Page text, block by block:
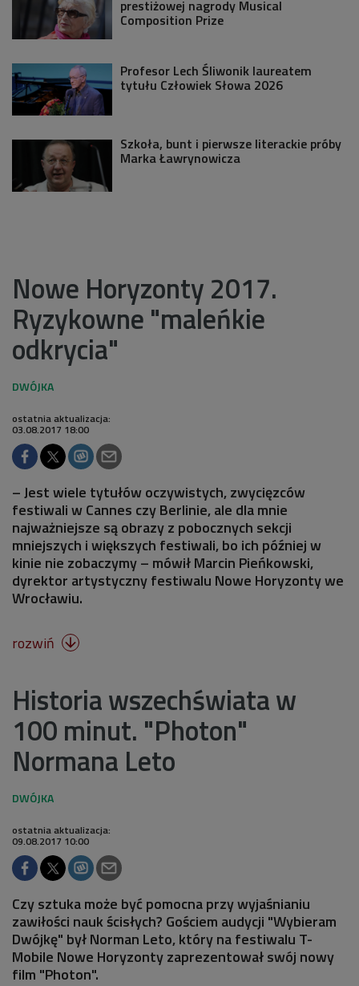
prestiżowej nagrody Musical
Composition Prize
Profesor Lech Śliwonik laureatem
tytułu Człowiek Słowa 2026
Szkoła, bunt i pierwsze literackie próby
Marka Ławrynowicza
Nowe Horyzonty 2017.
Ryzykowne "maleńkie
odkrycia"
ostatnia aktualizacja:
03.08.2017 18:00
– Jest wiele tytułów oczywistych, zwycięzców
festiwali w Cannes czy Berlinie, ale dla mnie
najważniejsze są obrazy z pobocznych sekcji
mniejszych i większych festiwali, bo ich później w
kinie nie zobaczymy – mówił Marcin Pieńkowski,
dyrektor artystyczny festiwalu Nowe Horyzonty we
Wrocławiu.
rozwiń 
Historia wszechświata w
100 minut. "Photon"
Normana Leto
ostatnia aktualizacja:
09.08.2017 10:00
Czy sztuka może być pomocna przy wyjaśnianiu
zawiłości nauk ścisłych? Gościem audycji "Wybieram
Dwójkę" był Norman Leto, który na festiwalu T-
Mobile Nowe Horyzonty zaprezentował swój nowy
film "Photon".